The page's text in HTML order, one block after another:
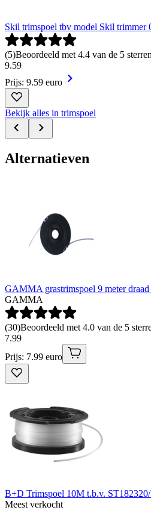
Skil trimspoel tbv model Skil trimmer
(5)Beoordeeld met 4.4 van de 5
9.59
Prijs: 9.59 euro
Bekijk alles in trimspoel
Alternatieven
GAMMA grastrimspoel 9 meter draad
GAMMA
(30)Beoordeeld met 4.0 van de 5
7.99
Prijs: 7.99 euro
B+D Trimspoel 10M t.b.v.
Meest verkocht